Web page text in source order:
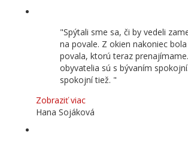
Spýtali sme sa, či by vedeli
na povale. Z okien nakoniec
povala, ktorú teraz
obyvatelia sú s bývaním
spokojní tiež.
Zobraziť viac
Hana Sojáková